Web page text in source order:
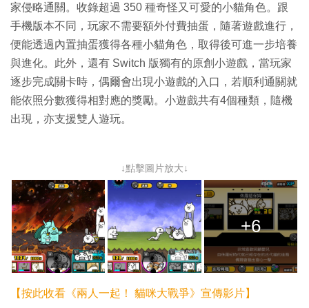
家侵略通關。收錄超過 350 種奇怪又可愛的小貓角色。跟
手機版本不同，玩家不需要額外付費抽蛋，隨著遊戲進行，
便能透過內置抽蛋獲得各種小貓角色，取得後可進一步培養
與進化。此外，還有 Switch 版獨有的原創小遊戲，當玩家
逐步完成關卡時，偶爾會出現小遊戲的入口，若順利通關就
能依照分數獲得相對應的獎勵。小遊戲共有4個種類，隨機
出現，亦支援雙人遊玩。
↓點擊圖片放大↓
+6
【按此收看《兩人一起！ 貓咪大戰爭》宣傳影片】